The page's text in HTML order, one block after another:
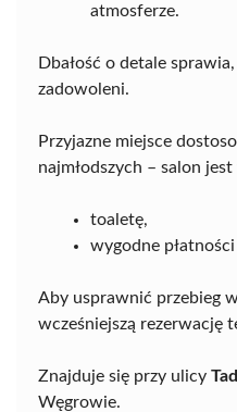
atmosferze.
Dbałość o detale
zadowoleni.
Przyjazne miejsce
najmłodszych – salon
toaletę,
wygodne
Aby usprawnić przebieg
wcześniejszą rezerwację
Znajduje się przy ulicy
Węgrowie.